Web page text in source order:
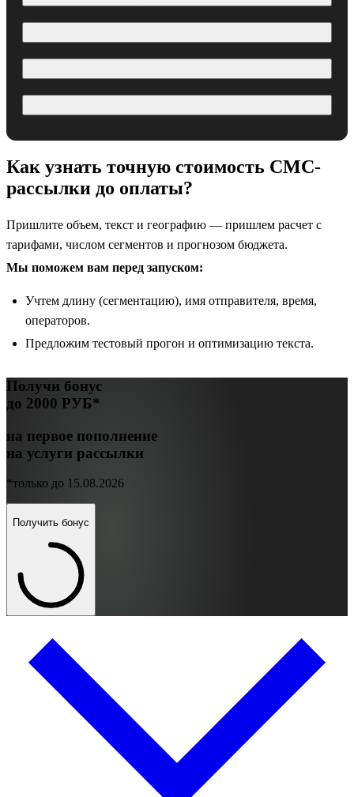
Как узнать точную стоимость СМС-
рассылки до оплаты?
Пришлите объем, текст и географию — пришлем расчет с
тарифами, числом сегментов и прогнозом бюджета.
Мы поможем вам перед запуском:
Учтем длину (сегментацию), имя отправителя, время,
операторов.
Предложим тестовый прогон и оптимизацию текста.
Получи бонус
до 2000 РУБ*
на первое пополнение
на услуги рассылки
*только до 15.08.2026
Получить бонус